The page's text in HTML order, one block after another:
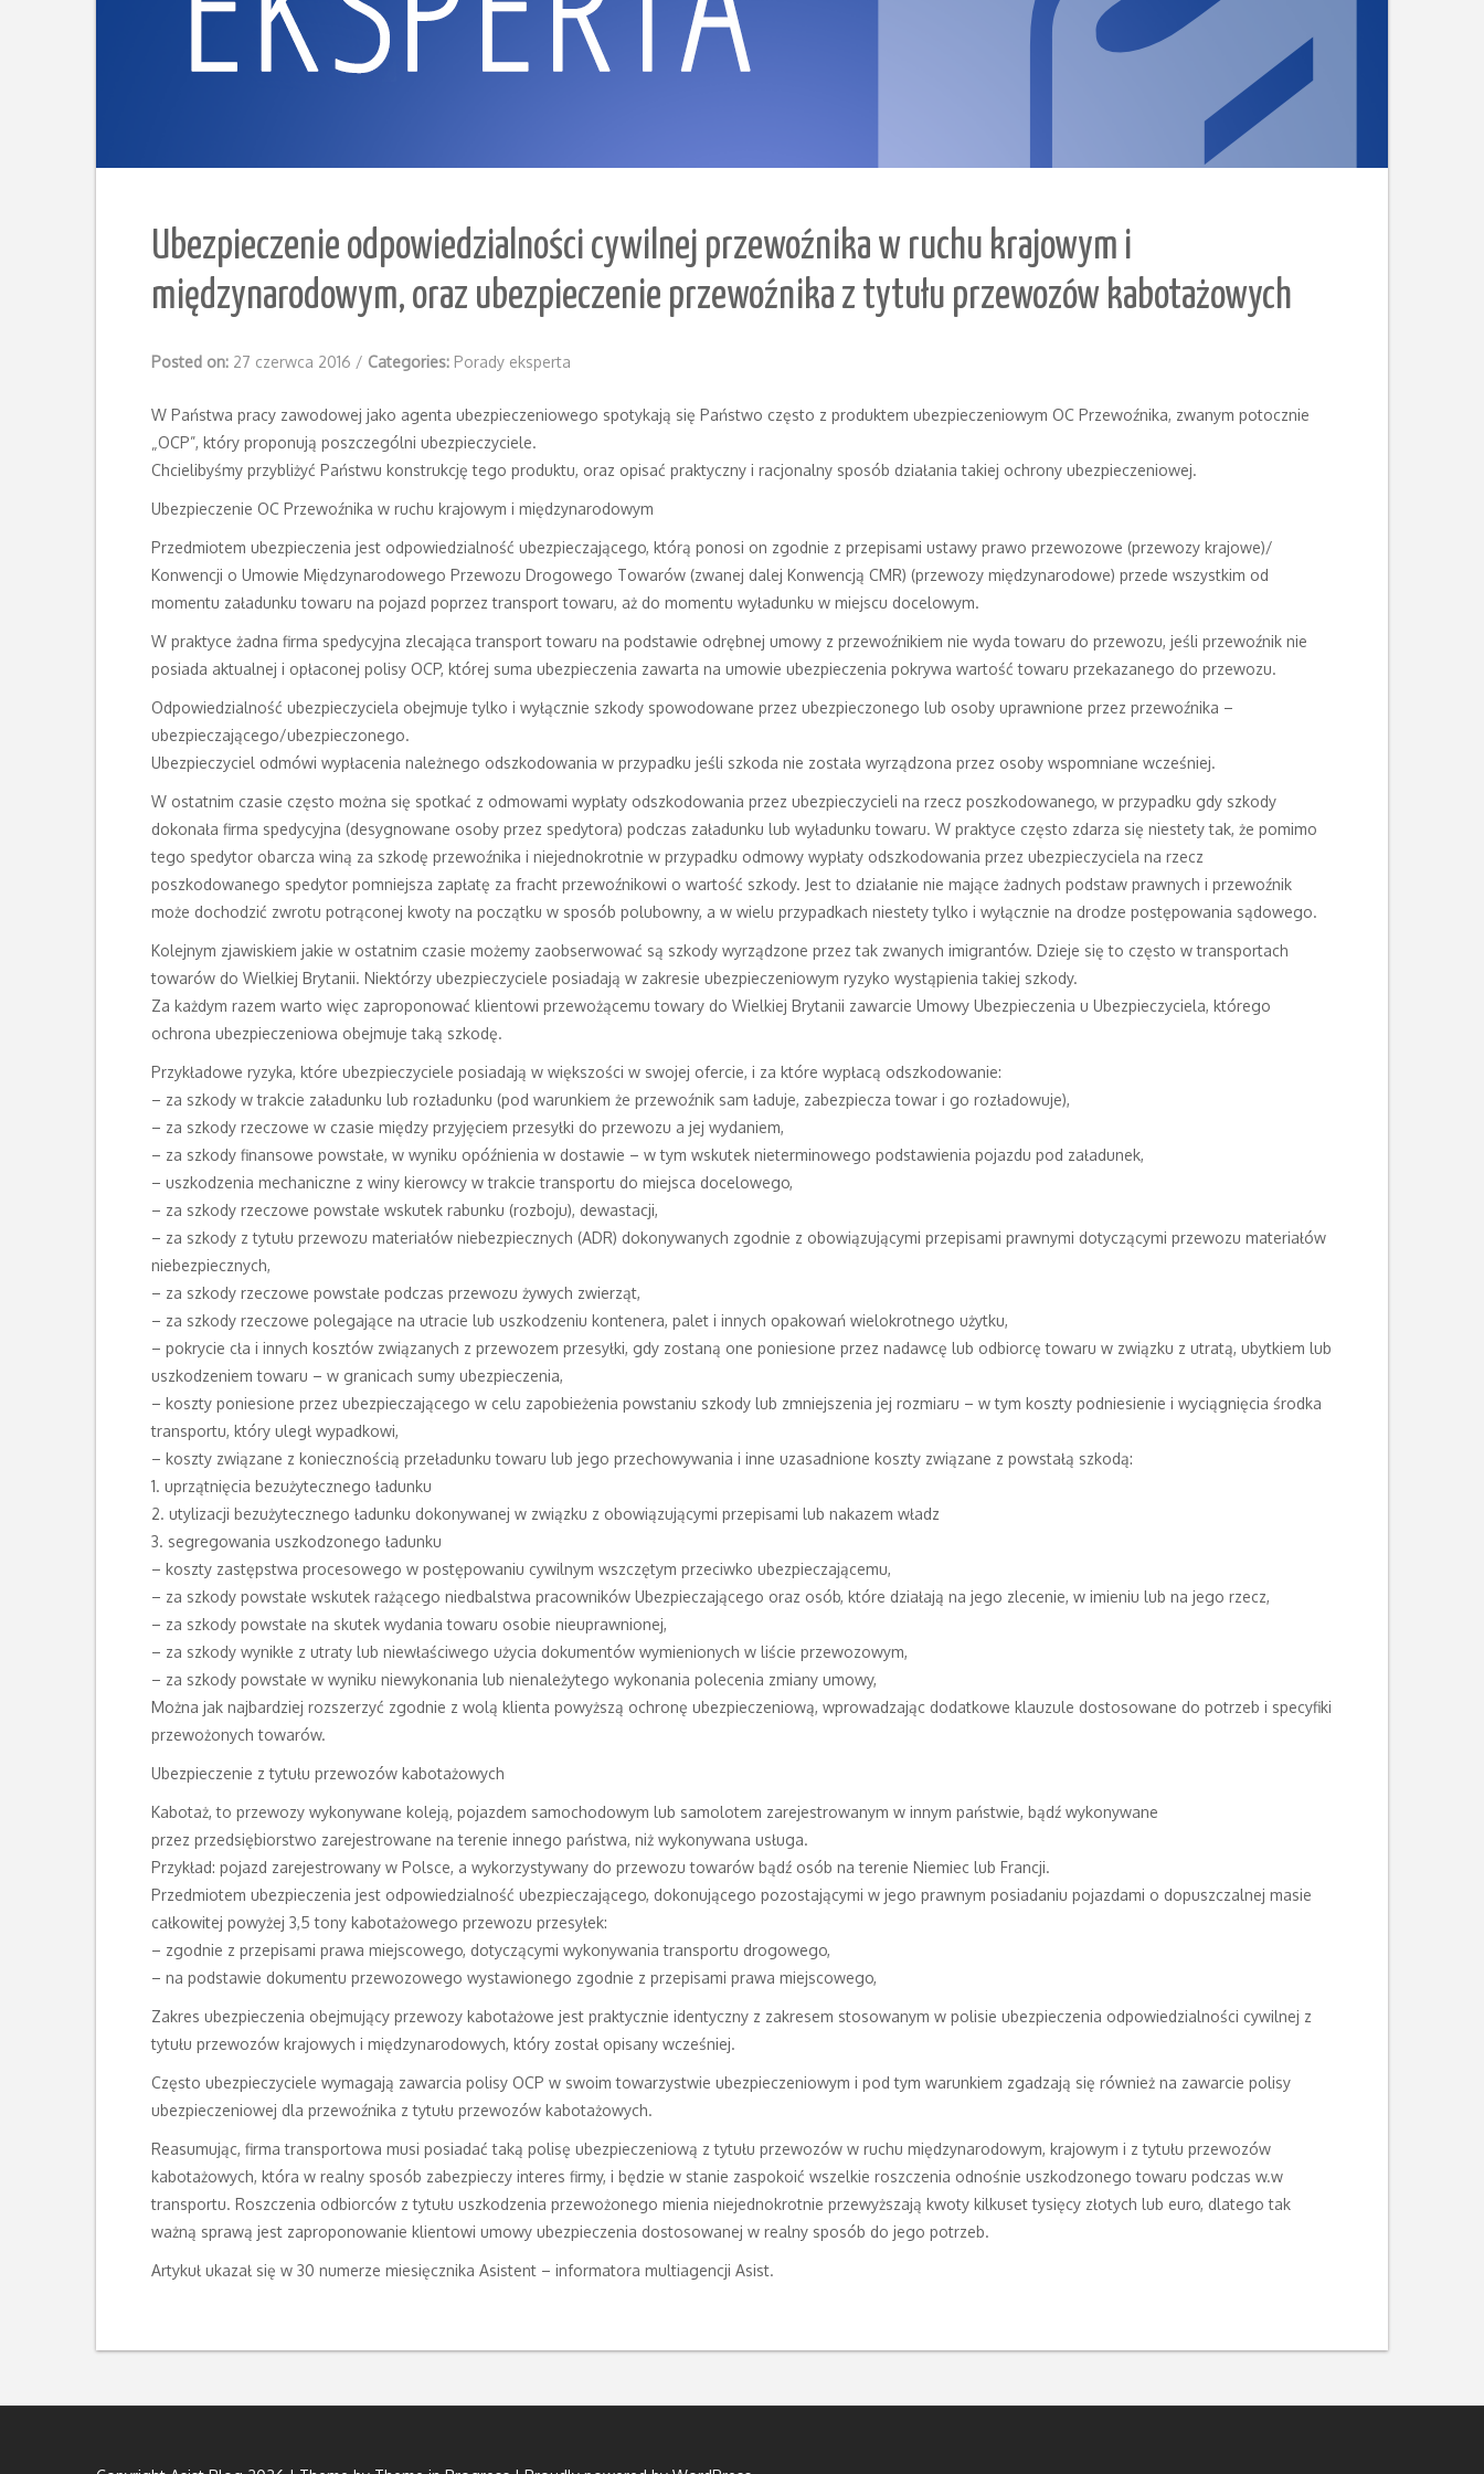
Ubezpieczenie odpowiedzialności cywilnej przewoźnika w ruchu krajowym i
międzynarodowym, oraz ubezpieczenie przewoźnika z tytułu przewozów kabotażowych
Posted on: 27 czerwca 2016 / Categories: Porady eksperta
W Państwa pracy zawodowej jako agenta ubezpieczeniowego spotykają się Państwo często z produktem ubezpieczeniowym OC Przewoźnika, zwanym potocznie
„OCP”, który proponują poszczególni ubezpieczyciele.
Chcielibyśmy przybliżyć Państwu konstrukcję tego produktu, oraz opisać praktyczny i racjonalny sposób działania takiej ochrony ubezpieczeniowej.
Ubezpieczenie OC Przewoźnika w ruchu krajowym i międzynarodowym
Przedmiotem ubezpieczenia jest odpowiedzialność ubezpieczającego, którą ponosi on zgodnie z przepisami ustawy prawo przewozowe (przewozy krajowe)/
Konwencji o Umowie Międzynarodowego Przewozu Drogowego Towarów (zwanej dalej Konwencją CMR) (przewozy międzynarodowe) przede wszystkim od
momentu załadunku towaru na pojazd poprzez transport towaru, aż do momentu wyładunku w miejscu docelowym.
W praktyce żadna firma spedycyjna zlecająca transport towaru na podstawie odrębnej umowy z przewoźnikiem nie wyda towaru do przewozu, jeśli przewoźnik nie
posiada aktualnej i opłaconej polisy OCP, której suma ubezpieczenia zawarta na umowie ubezpieczenia pokrywa wartość towaru przekazanego do przewozu.
Odpowiedzialność ubezpieczyciela obejmuje tylko i wyłącznie szkody spowodowane przez ubezpieczonego lub osoby uprawnione przez przewoźnika –
ubezpieczającego/ubezpieczonego.
Ubezpieczyciel odmówi wypłacenia należnego odszkodowania w przypadku jeśli szkoda nie została wyrządzona przez osoby wspomniane wcześniej.
W ostatnim czasie często można się spotkać z odmowami wypłaty odszkodowania przez ubezpieczycieli na rzecz poszkodowanego, w przypadku gdy szkody
dokonała firma spedycyjna (desygnowane osoby przez spedytora) podczas załadunku lub wyładunku towaru. W praktyce często zdarza się niestety tak, że pomimo
tego spedytor obarcza winą za szkodę przewoźnika i niejednokrotnie w przypadku odmowy wypłaty odszkodowania przez ubezpieczyciela na rzecz
poszkodowanego spedytor pomniejsza zapłatę za fracht przewoźnikowi o wartość szkody. Jest to działanie nie mające żadnych podstaw prawnych i przewoźnik
może dochodzić zwrotu potrąconej kwoty na początku w sposób polubowny, a w wielu przypadkach niestety tylko i wyłącznie na drodze postępowania sądowego.
Kolejnym zjawiskiem jakie w ostatnim czasie możemy zaobserwować są szkody wyrządzone przez tak zwanych imigrantów. Dzieje się to często w transportach
towarów do Wielkiej Brytanii. Niektórzy ubezpieczyciele posiadają w zakresie ubezpieczeniowym ryzyko wystąpienia takiej szkody.
Za każdym razem warto więc zaproponować klientowi przewożącemu towary do Wielkiej Brytanii zawarcie Umowy Ubezpieczenia u Ubezpieczyciela, którego
ochrona ubezpieczeniowa obejmuje taką szkodę.
Przykładowe ryzyka, które ubezpieczyciele posiadają w większości w swojej ofercie, i za które wypłacą odszkodowanie:
– za szkody w trakcie załadunku lub rozładunku (pod warunkiem że przewoźnik sam ładuje, zabezpiecza towar i go rozładowuje),
– za szkody rzeczowe w czasie między przyjęciem przesyłki do przewozu a jej wydaniem,
– za szkody finansowe powstałe, w wyniku opóźnienia w dostawie – w tym wskutek nieterminowego podstawienia pojazdu pod załadunek,
– uszkodzenia mechaniczne z winy kierowcy w trakcie transportu do miejsca docelowego,
– za szkody rzeczowe powstałe wskutek rabunku (rozboju), dewastacji,
– za szkody z tytułu przewozu materiałów niebezpiecznych (ADR) dokonywanych zgodnie z obowiązującymi przepisami prawnymi dotyczącymi przewozu materiałów
niebezpiecznych,
– za szkody rzeczowe powstałe podczas przewozu żywych zwierząt,
– za szkody rzeczowe polegające na utracie lub uszkodzeniu kontenera, palet i innych opakowań wielokrotnego użytku,
– pokrycie cła i innych kosztów związanych z przewozem przesyłki, gdy zostaną one poniesione przez nadawcę lub odbiorcę towaru w związku z utratą, ubytkiem lub
uszkodzeniem towaru – w granicach sumy ubezpieczenia,
– koszty poniesione przez ubezpieczającego w celu zapobieżenia powstaniu szkody lub zmniejszenia jej rozmiaru – w tym koszty podniesienie i wyciągnięcia środka
transportu, który uległ wypadkowi,
– koszty związane z koniecznością przeładunku towaru lub jego przechowywania i inne uzasadnione koszty związane z powstałą szkodą:
1. uprzątnięcia bezużytecznego ładunku
2. utylizacji bezużytecznego ładunku dokonywanej w związku z obowiązującymi przepisami lub nakazem władz
3. segregowania uszkodzonego ładunku
– koszty zastępstwa procesowego w postępowaniu cywilnym wszczętym przeciwko ubezpieczającemu,
– za szkody powstałe wskutek rażącego niedbalstwa pracowników Ubezpieczającego oraz osób, które działają na jego zlecenie, w imieniu lub na jego rzecz,
– za szkody powstałe na skutek wydania towaru osobie nieuprawnionej,
– za szkody wynikłe z utraty lub niewłaściwego użycia dokumentów wymienionych w liście przewozowym,
– za szkody powstałe w wyniku niewykonania lub nienależytego wykonania polecenia zmiany umowy,
Można jak najbardziej rozszerzyć zgodnie z wolą klienta powyższą ochronę ubezpieczeniową, wprowadzając dodatkowe klauzule dostosowane do potrzeb i specyfiki
przewożonych towarów.
Ubezpieczenie z tytułu przewozów kabotażowych
Kabotaż, to przewozy wykonywane koleją, pojazdem samochodowym lub samolotem zarejestrowanym w innym państwie, bądź wykonywane
przez przedsiębiorstwo zarejestrowane na terenie innego państwa, niż wykonywana usługa.
Przykład: pojazd zarejestrowany w Polsce, a wykorzystywany do przewozu towarów bądź osób na terenie Niemiec lub Francji.
Przedmiotem ubezpieczenia jest odpowiedzialność ubezpieczającego, dokonującego pozostającymi w jego prawnym posiadaniu pojazdami o dopuszczalnej masie
całkowitej powyżej 3,5 tony kabotażowego przewozu przesyłek:
– zgodnie z przepisami prawa miejscowego, dotyczącymi wykonywania transportu drogowego,
– na podstawie dokumentu przewozowego wystawionego zgodnie z przepisami prawa miejscowego,
Zakres ubezpieczenia obejmujący przewozy kabotażowe jest praktycznie identyczny z zakresem stosowanym w polisie ubezpieczenia odpowiedzialności cywilnej z
tytułu przewozów krajowych i międzynarodowych, który został opisany wcześniej.
Często ubezpieczyciele wymagają zawarcia polisy OCP w swoim towarzystwie ubezpieczeniowym i pod tym warunkiem zgadzają się również na zawarcie polisy
ubezpieczeniowej dla przewoźnika z tytułu przewozów kabotażowych.
Reasumując, firma transportowa musi posiadać taką polisę ubezpieczeniową z tytułu przewozów w ruchu międzynarodowym, krajowym i z tytułu przewozów
kabotażowych, która w realny sposób zabezpieczy interes firmy, i będzie w stanie zaspokoić wszelkie roszczenia odnośnie uszkodzonego towaru podczas w.w
transportu. Roszczenia odbiorców z tytułu uszkodzenia przewożonego mienia niejednokrotnie przewyższają kwoty kilkuset tysięcy złotych lub euro, dlatego tak
ważną sprawą jest zaproponowanie klientowi umowy ubezpieczenia dostosowanej w realny sposób do jego potrzeb.
Artykuł ukazał się w 30 numerze miesięcznika Asistent – informatora multiagencji Asist.